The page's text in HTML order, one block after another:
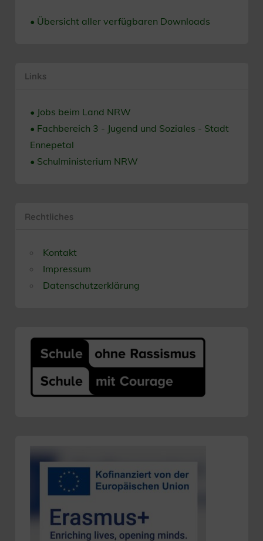
• Übersicht aller verfügbaren Downloads
Links
• Jobs beim Land NRW
• Fachbereich 3 - Jugend und Soziales - Stadt
Ennepetal
• Schulministerium NRW
Rechtliches
Kontakt
Impressum
Datenschutzerklärung